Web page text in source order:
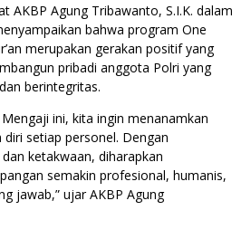
AKBP Agung Tribawanto, S.I.K. dalam
bahwa program One
merupakan gerakan positif yang
pribadi anggota Polri yang
berintegritas.
ini, kita ingin menanamkan
setiap personel. Dengan
ketakwaan, diharapkan
semakin profesional, humanis,
jawab,” ujar AKBP Agung